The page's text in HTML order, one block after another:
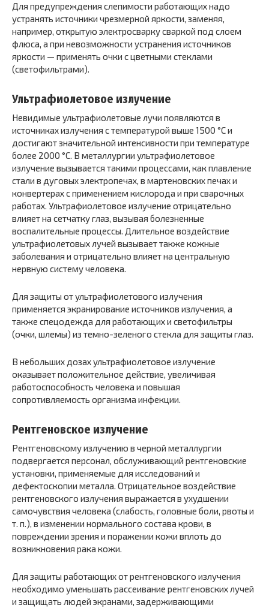
Для предупреждения слепимости работающих надо
устранять источники чрезмерной яркости, заменяя,
например, открытую электросварку сваркой под слоем
флюса, а при невозможности устранения источников
яркости — применять очки с цветными стеклами
(светофильтрами).
Ультрафиолетовое излучение
Невидимые ультрафиолетовые лучи появляются в
источниках излучения с температурой выше 1500 °С и
достигают значительной интенсивности при температуре
более 2000 °С. В металлургии ультрафиолетовое
излучение вызывается такими процессами, как плавление
стали в дуговых электропечах, в мартеновских печах и
конвертерах с применением кислорода и при сварочных
работах. Ультрафиолетовое излучение отрицательно
влияет на сетчатку глаз, вызывая болезненные
воспалительные процессы. Длительное воздействие
ультрафиолетовых лучей вызывает также кожные
заболевания и отрицательно влияет на центральную
нервную систему человека.
Для защиты от ультрафиолетового излучения
применяется экранирование источников излучения, а
также спецодежда для работающих и светофильтры
(очки, шлемы) из темно-зеленого стекла для защиты глаз.
В небольших дозах ультрафиолетовое излучение
оказывает положительное действие, увеличивая
работоспособность человека и повышая
сопротивляемость организма инфекции.
Рентгеновское излучение
Рентгеновскому излучению в черной металлургии
подвергается персонал, обслуживающий рентгеновские
установки, применяемые для исследований и
дефектоскопии металла. Отрицательное воздействие
рентгеновского излучения выражается в ухудшении
самочувствия человека (слабость, головные боли, рвоты и
т. п.), в изменении нормального состава крови, в
повреждении зрения и поражении кожи вплоть до
возникновения рака кожи.
Для защиты работающих от рентгеновского излучения
необходимо уменьшать рассеивание рентгеновских лучей
и защищать людей экранами, задерживающими